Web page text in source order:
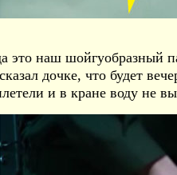
это наш шойгуобразный
дочке, что будет
и в кране воду не